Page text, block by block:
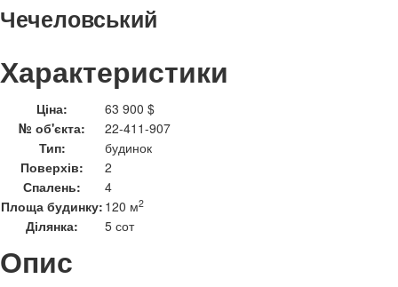
Чечеловський
Характеристики
Ціна:
63 900 $
№ об'єкта:
22-411-907
Тип:
будинок
Поверхів:
2
Спалень:
4
Площа будинку: 120 м2
Ділянка: 5 сот
Опис